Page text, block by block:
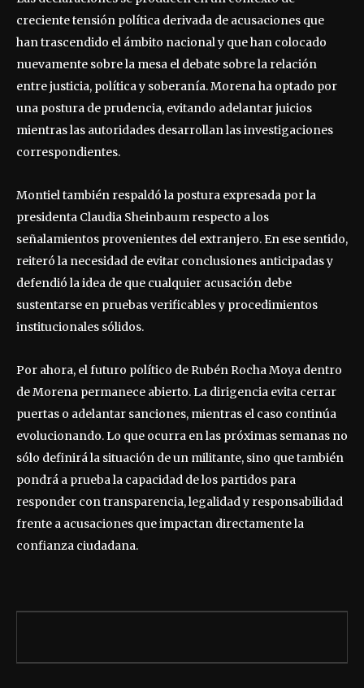
creciente tensión política derivada de acusaciones que
han trascendido el ámbito nacional y que han colocado
nuevamente sobre la mesa el debate sobre la relación
entre justicia, política y soberanía. Morena ha optado por
una postura de prudencia, evitando adelantar juicios
mientras las autoridades desarrollan las investigaciones
correspondientes.
Montiel también respaldó la postura expresada por la
presidenta Claudia Sheinbaum respecto a los
señalamientos provenientes del extranjero. En ese sentido,
reiteró la necesidad de evitar conclusiones anticipadas y
defendió la idea de que cualquier acusación debe
sustentarse en pruebas verificables y procedimientos
institucionales sólidos.
Por ahora, el futuro político de Rubén Rocha Moya dentro
de Morena permanece abierto. La dirigencia evita cerrar
puertas o adelantar sanciones, mientras el caso continúa
evolucionando. Lo que ocurra en las próximas semanas no
sólo definirá la situación de un militante, sino que también
pondrá a prueba la capacidad de los partidos para
responder con transparencia, legalidad y responsabilidad
frente a acusaciones que impactan directamente la
confianza ciudadana.